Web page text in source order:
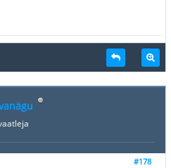
#178